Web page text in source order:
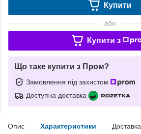
Купити
або
Купити з
Що таке купити з Пром?
Замовлення під захистом
Доступна доставка
Опис Характеристики Доставка